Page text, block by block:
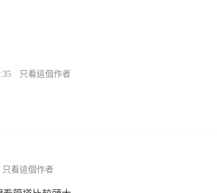
只看這個作者
只看這個作者